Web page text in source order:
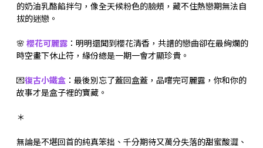
的奶油乳酪餡拌勻，像全天候粉色的臉頰，藏不住熱戀期無法自
拔的迷戀。
🌸 櫻花可麗露 ：明明還聞到櫻花清香，共譜的戀曲卻在最絢爛的
時空畫下休止符，緣份總是一期一會才顯珍貴。
💌復古小鐵盒 ：最後別忘了蓋回盒蓋，品嚐完可麗露，你和你的
故事才是盒子裡的寶藏。
＊
無論是不堪回首的純真笨拙、千分期待又萬分失落的甜蜜酸澀、